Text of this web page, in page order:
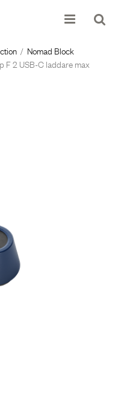
/ Nomad Block
F 2 USB-C laddare max